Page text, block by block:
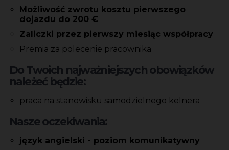
Możliwość zwrotu kosztu pierwszego
dojazdu do 200 €
Zaliczki przez pierwszy miesiąc współpracy
Premia za polecenie pracownika
Do Twoich najważniejszych obowiązków
należeć będzie:
praca na stanowisku samodzielnego kelnera
Nasze oczekiwania:
język angielski - poziom komunikatywny